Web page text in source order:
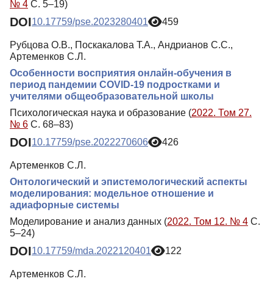
№ 4 С. 5–19)
DOI10.17759/pse.2023280401 459
Рубцова О.В., Поскакалова Т.А., Андрианов С.С.,
Артеменков С.Л.
Особенности восприятия онлайн-обучения в
период пандемии COVID-19 подростками и
учителями общеобразовательной школы
Психологическая наука и образование (2022. Том 27.
№ 6 С. 68–83)
DOI10.17759/pse.2022270606 426
Артеменков С.Л.
Онтологический и эпистемологический аспекты
моделирования: модельное отношение и
адиафорные системы
Моделирование и анализ данных (2022. Том 12. № 4 С.
5–24)
DOI10.17759/mda.2022120401 122
Артеменков С.Л.